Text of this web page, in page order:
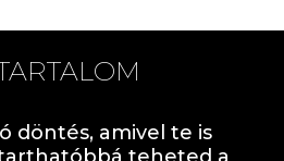
döntés, amivel te is